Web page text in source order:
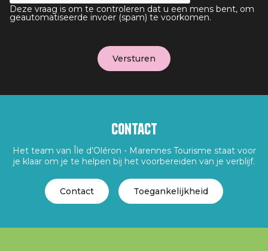
Deze vraag is om te controleren dat u een mens bent, om
geautomatiseerde invoer (spam) te voorkomen.
Contact
Het team van Île d’Oléron - Marennes Tourisme staat voor
je klaar om je te helpen bij het voorbereiden van je verblijf.
Contact Toegankelijkheid